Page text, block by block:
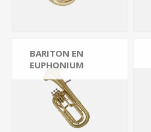
BARITON EN
EUPHONIUM